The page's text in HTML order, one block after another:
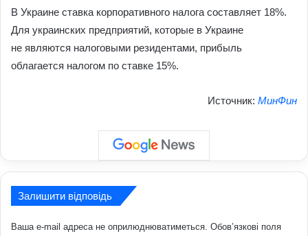
В Украине ставка корпоративного налога составляет 18%.
Для украинских предприятий, которые в Украине
не являются налоговыми резидентами, прибыль
облагается налогом по ставке 15%.
Источник: МинФин
Залишити відповідь
Ваша e-mail адреса не оприлюднюватиметься. Обов’язкові поля